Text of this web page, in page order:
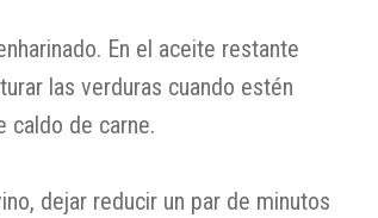
En el aceite restante
las verduras cuando estén
caldo de carne.
dejar reducir un par de minutos